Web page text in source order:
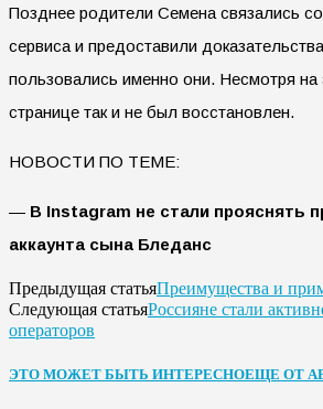
Позднее родители Семена связались
сервиса и предоставили
пользовались именно они. Несмотря на
странице так и не был восстановлен.
НОВОСТИ ПО ТЕМЕ:
— В Instagram не стали прояснять
аккаунта сына Бледанс
Предыдущая статьяПреимущества и
Следующая статьяРоссияне стали
операторов
ЭТО МОЖЕТ БЫТЬ ИНТЕРЕСНОЕЩЕ ОТ